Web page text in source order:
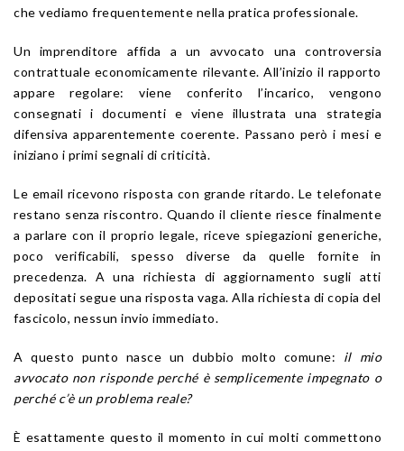
che vediamo frequentemente nella pratica professionale.
Un imprenditore affida a un avvocato una controversia
contrattuale economicamente rilevante. All’inizio il rapporto
appare regolare: viene conferito l’incarico, vengono
consegnati i documenti e viene illustrata una strategia
difensiva apparentemente coerente. Passano però i mesi e
iniziano i primi segnali di criticità.
Le email ricevono risposta con grande ritardo. Le telefonate
restano senza riscontro. Quando il cliente riesce finalmente
a parlare con il proprio legale, riceve spiegazioni generiche,
poco verificabili, spesso diverse da quelle fornite in
precedenza. A una richiesta di aggiornamento sugli atti
depositati segue una risposta vaga. Alla richiesta di copia del
fascicolo, nessun invio immediato.
A questo punto nasce un dubbio molto comune: il mio
avvocato non risponde perché è semplicemente impegnato o
perché c’è un problema reale?
È esattamente questo il momento in cui molti commettono